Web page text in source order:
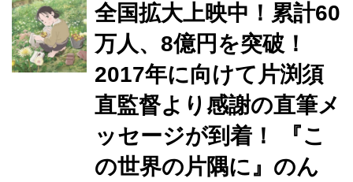
中です。 本作は戦時下の広島・呉を舞
台に、大切なものを失いながらも前を
向いて生きる女性、すずを描いた珠玉
のアニメーション映画です。 8週目
の、12月31日（土）、2016年1月1日
（日）の週末興行成績は約3,700万
円、動員は約3万人。 公開館数は116
館（初週より+53館）。全国映画動員
全国拡大上映中！累計60
万人、8億円を突破！
2017年に向けて片渕須
直監督より感謝の直筆メ
ッセージが到着！ 『こ
の世界の片隅に』のん